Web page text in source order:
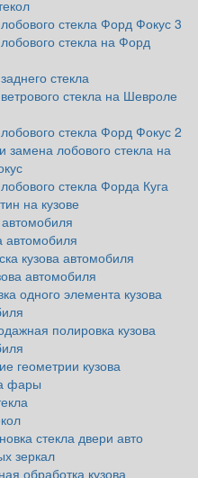
стекла Форд Фокус 3
стекла на Форд
стекла
стекла на Шевроле
стекла Форд Фокус 2
замена лобового стекла на
стекла Форда Куга
на кузове
автомобиля
кузова автомобиля
автомобиля
одного элемента кузова
полировка кузова
геометрии кузова
фары
стекла двери авто
зеркал
обработка кузова